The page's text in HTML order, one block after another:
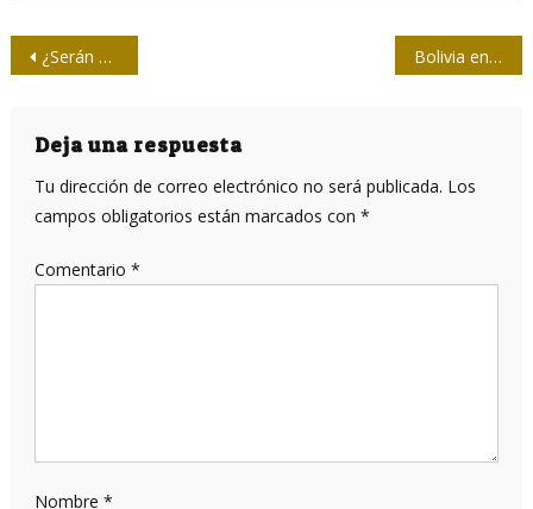
Navegación
entradas
¿Serán posibles grandes producciones de vacunas efectivas contra la COVID-19? Bolivia entre dos pandemias: el coronavirus y la dictadura
Deja una respuesta
Tu dirección de correo electrónico no será publicada. Los
campos obligatorios están marcados con *
Comentario *
Nombre *